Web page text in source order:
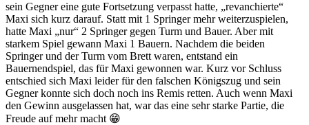
sein Gegner eine gute Fortsetzung verpasst hatte, „revanchierte“
Maxi sich kurz darauf. Statt mit 1 Springer mehr weiterzuspielen,
hatte Maxi „nur“ 2 Springer gegen Turm und Bauer. Aber mit
starkem Spiel gewann Maxi 1 Bauern. Nachdem die beiden
Springer und der Turm vom Brett waren, entstand ein
Bauernendspiel, das für Maxi gewonnen war. Kurz vor Schluss
entschied sich Maxi leider für den falschen Königszug und sein
Gegner konnte sich doch noch ins Remis retten. Auch wenn Maxi
den Gewinn ausgelassen hat, war das eine sehr starke Partie, die
Freude auf mehr macht 😁